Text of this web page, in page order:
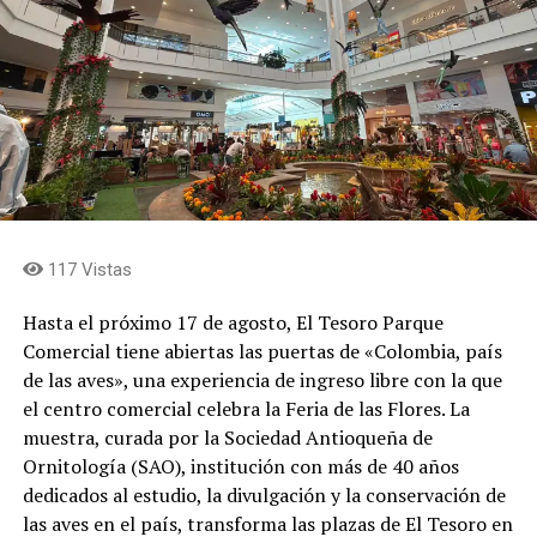
nosotros que sentirnos tan honrados por ello.
Agradecemos a la Fábrica de Licores y al Gobernador de
Antioquia que depositen en el Museo de Antioquia todas
estas capacidades», indicó.
La producción total de 6.000 botellas se dividirá en tres
variantes de tapa: 2.000 azules, 2.000 rojas y 2.000
verdes. Luis Fernando Bagué Trujillo, gerente de la
esta apuesta para la compañía. «Nos llena de orgullo
unir dos símbolos que hacen parte del corazón de los
antioqueños: Horizontes, una obra emblemática de
nuestro patrimonio cultural, y Aguardiente Antioqueño,
una marca que por más de cien años ha acompañado
nuestras celebraciones y los momentos más
importantes de nuestra historia. Esta edición especial es
un homenaje a nuestras raíces y a los valores que nos
definen: el trabajo, la berraquera, la esperanza, la
117 Vistas
Hasta el próximo 17 de agosto, El Tesoro Parque
Comercial tiene abiertas las puertas de «Colombia, país
de las aves», una experiencia de ingreso libre con la que
el centro comercial celebra la Feria de las Flores. La
muestra, curada por la Sociedad Antioqueña de
Ornitología (SAO), institución con más de 40 años
dedicados al estudio, la divulgación y la conservación de
las aves en el país, transforma las plazas de El Tesoro en